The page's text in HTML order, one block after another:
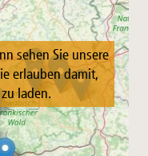
sehen Sie unsere
erlauben damit,
laden.